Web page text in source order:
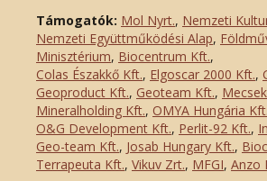
Támogatók: Mol Nyrt., Nemzeti
Nemzeti Együttműködési Alap,
Minisztérium, Biocentrum Kft.,
Colas Északkő Kft., Elgoscar 2000 Kft.,
Geoproduct Kft., Geoteam Kft.,
Mineralholding Kft., OMYA Hungária Kft.
O&G Development Kft., Perlit-92 Kft.,
Geo-team Kft., Josab Hungary Kft.,
Terrapeuta Kft., Vikuv Zrt., MFGI, Anzo